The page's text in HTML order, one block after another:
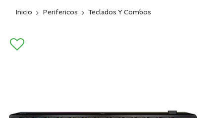
Inicio Perifericos Teclados Y Combos